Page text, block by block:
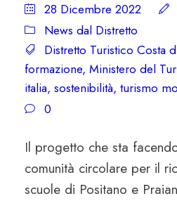
28 Dicembre 2022
News dal Distretto
Distretto Turistico Costa
formazione, Ministero del
italia, sostenibilità, turismo
0
Il progetto che sta
comunità circolare per il
scuole di Positano e